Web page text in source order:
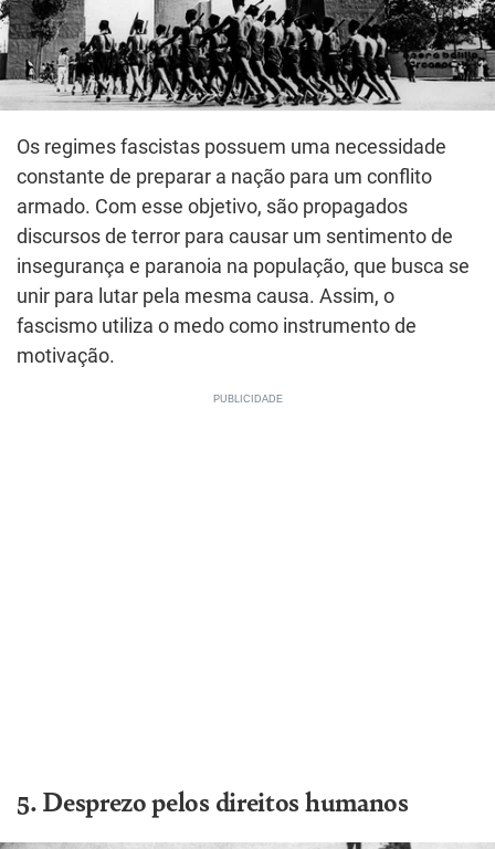
Os regimes fascistas possuem uma necessidade
constante de preparar a nação para um conflito
armado. Com esse objetivo, são propagados
discursos de terror para causar um sentimento de
insegurança e paranoia na população, que busca se
unir para lutar pela mesma causa. Assim, o
fascismo utiliza o medo como instrumento de
motivação.
5. Desprezo pelos direitos humanos